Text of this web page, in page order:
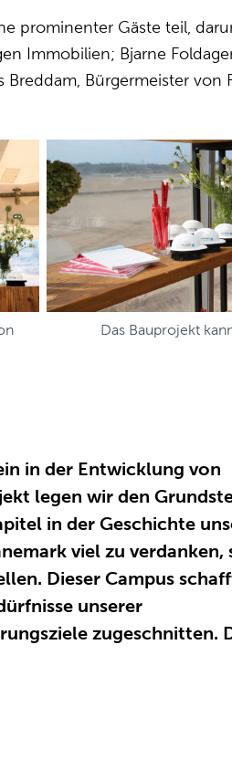
prominenter Gäste teil,
Immobilien; Bjarne
Bürgermeister von
Das Bauprojekt
in der Entwicklung von
legen wir den
in der Geschichte
viel zu verdanken,
Dieser Campus
unserer
zugeschnitten.